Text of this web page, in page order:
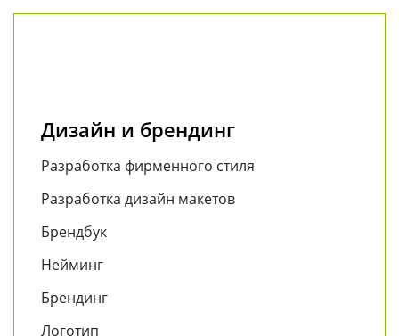
Дизайн и брендинг
Разработка фирменного стиля
Разработка дизайн макетов
Брендбук
Нейминг
Брендинг
Логотип